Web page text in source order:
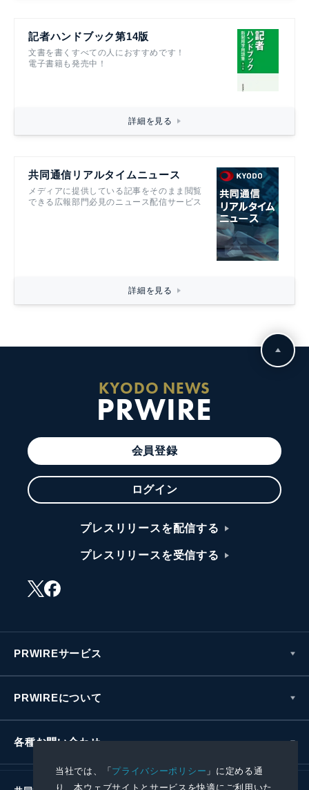
当社では、「プライバシーポリシー 」に定める通
り、本ウェブサイトとサービスを快適にご利用いた
記者ハンドブック第14版
文書を書くすべての人におすすめです！
電子書籍も発売中！
詳細を見る
共同通信リアルタイムニュース
メディアに提供している記事をそのまま閲覧
できる広報部門必見のニュース配信サービス
詳細を見る
KYODO NEWS
PRWIRE
会員登録
ログイン
プレスリリースを配信する
プレスリリースを受信する
PRWIREサービス
PRWIREについて
各種お問い合わせ